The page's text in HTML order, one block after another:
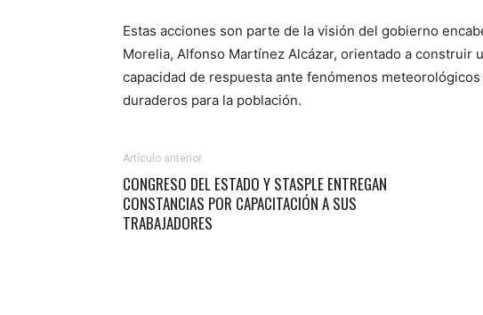
Estas acciones son parte de la visión del gobierno
Morelia, Alfonso Martínez Alcázar, orientado a construir
capacidad de respuesta ante fenómenos
duraderos para la población.
Artículo anterior
CONGRESO DEL ESTADO Y STASPLE ENTREGAN
CONSTANCIAS POR CAPACITACIÓN A SUS
TRABAJADORES